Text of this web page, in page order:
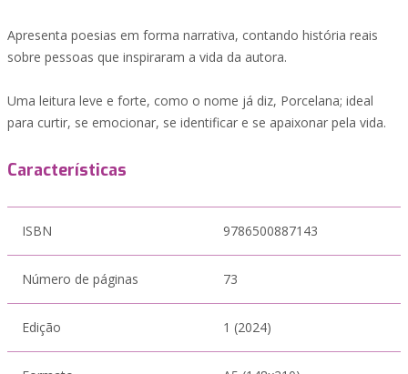
Apresenta poesias em forma narrativa, contando história reais
sobre pessoas que inspiraram a vida da autora.
Uma leitura leve e forte, como o nome já diz, Porcelana; ideal
para curtir, se emocionar, se identificar e se apaixonar pela vida.
Características
ISBN 9786500887143
Número de páginas 73
Edição 1 (2024)